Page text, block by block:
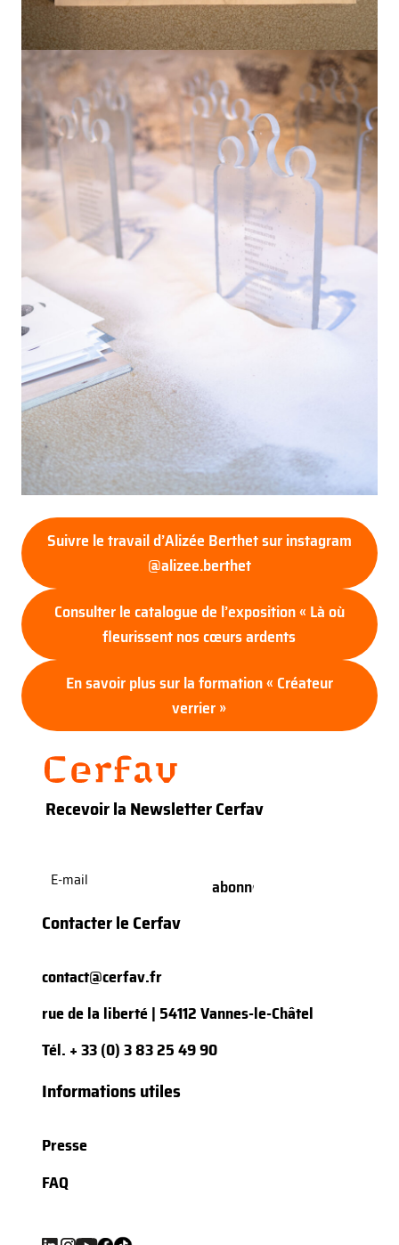
Suivre le travail d’Alizée Berthet sur instagram
@alizee.berthet
Consulter le catalogue de l’exposition « Là où
fleurissent nos cœurs ardents
En savoir plus sur la formation « Créateur
verrier »
Recevoir la Newsletter Cerfav
mail(Nécessaire)
Contacter le Cerfav
contact@cerfav.fr
rue de la liberté | 54112 Vannes-le-Châtel
Tél. + 33 (0) 3 83 25 49 90
Informations utiles
Presse
FAQ